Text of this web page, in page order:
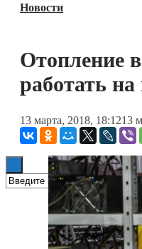
Блокчейн
Книги
Новости
Отопление
работать
13 марта, 2018, 18:1213